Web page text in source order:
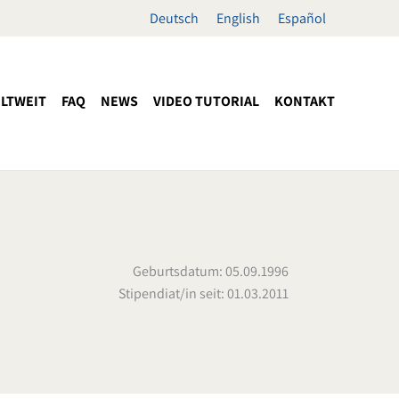
Deutsch English Español
FAQ NEWS VIDEO TUTORIAL KONTAKT
Geburtsdatum: 05.09.1996
Stipendiat/in seit: 01.03.2011